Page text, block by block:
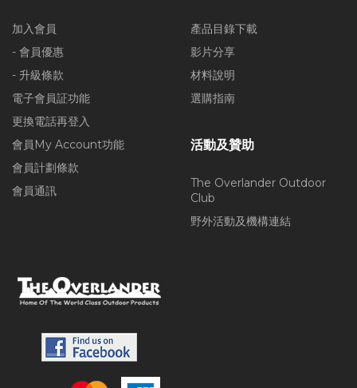
加入會員
- 會員優惠
- 升級條款
電子會員証功能
更換電話再登入
會員My Account功能
會員計劃條款
會員通訊
產品目錄下載
影片分享
材料說明
選購指南
活動及贊助
The Overlander Outdoor
Club
野外活動及機構連結